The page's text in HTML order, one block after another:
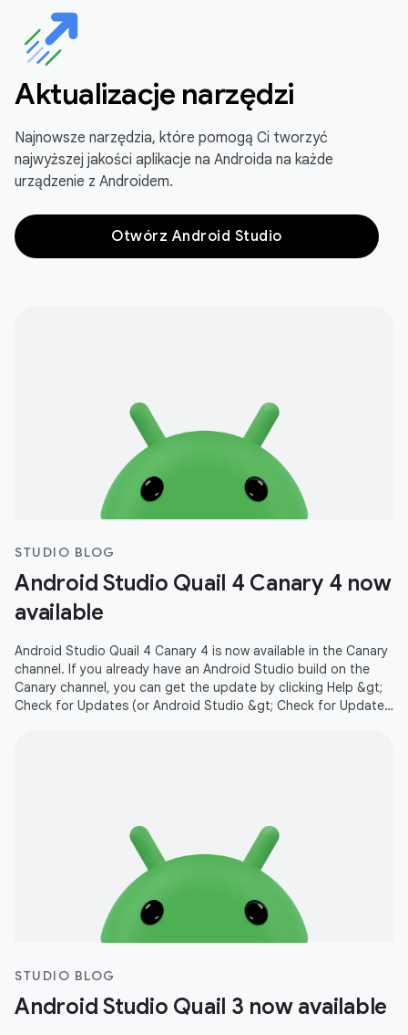
Aktualizacje narzędzi
Najnowsze narzędzia, które pomogą Ci tworzyć
najwyższej jakości aplikacje na Androida na każde
urządzenie z Androidem.
Otwórz Android Studio
STUDIO BLOG
Android Studio Quail 4 Canary 4 now
available
Android Studio Quail 4 Canary 4 is now available in the Canary
channel. If you already have an Android Studio build on the
Canary channel, you can get the update by clicking Help &gt;
Check for Updates (or Android Studio &gt; Check for Updates
STUDIO BLOG
Android Studio Quail 3 now available